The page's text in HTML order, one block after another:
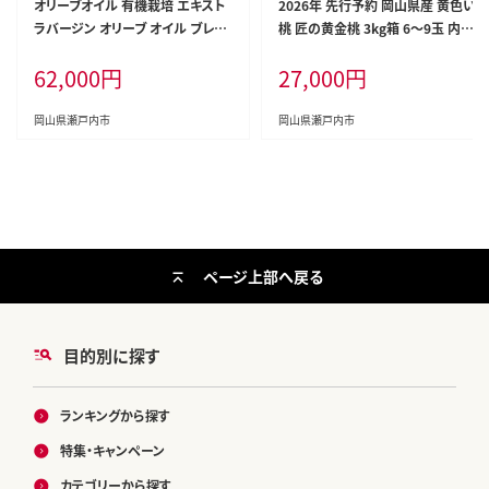
オリーブオイル 有機栽培 エキスト
ラバージン オリーブ オイル ブレン
ーブ油 食用油 調味料 詰め合わせ
62,000円
岡山県瀬戸内市
2026年 先行予約 岡山県産 黄色い
桃 匠の黄金桃 3kg箱 6～9玉 内田
27,000円
岡山県瀬戸内市
目的別に探す
ランキングから探す
特集・キャンペーン
ページ上部へ戻る